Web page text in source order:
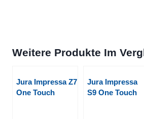
Weitere Produkte Im
Jura Impressa Z7
One Touch
Jura Impressa
S9 One Touch